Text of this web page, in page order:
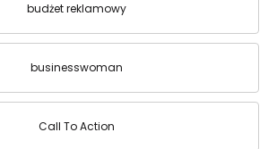
budżet reklamowy
businesswoman
Call To Action